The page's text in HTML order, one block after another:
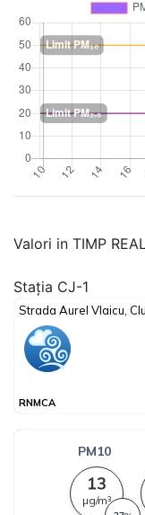
Valori in TIMP
Stația CJ-1